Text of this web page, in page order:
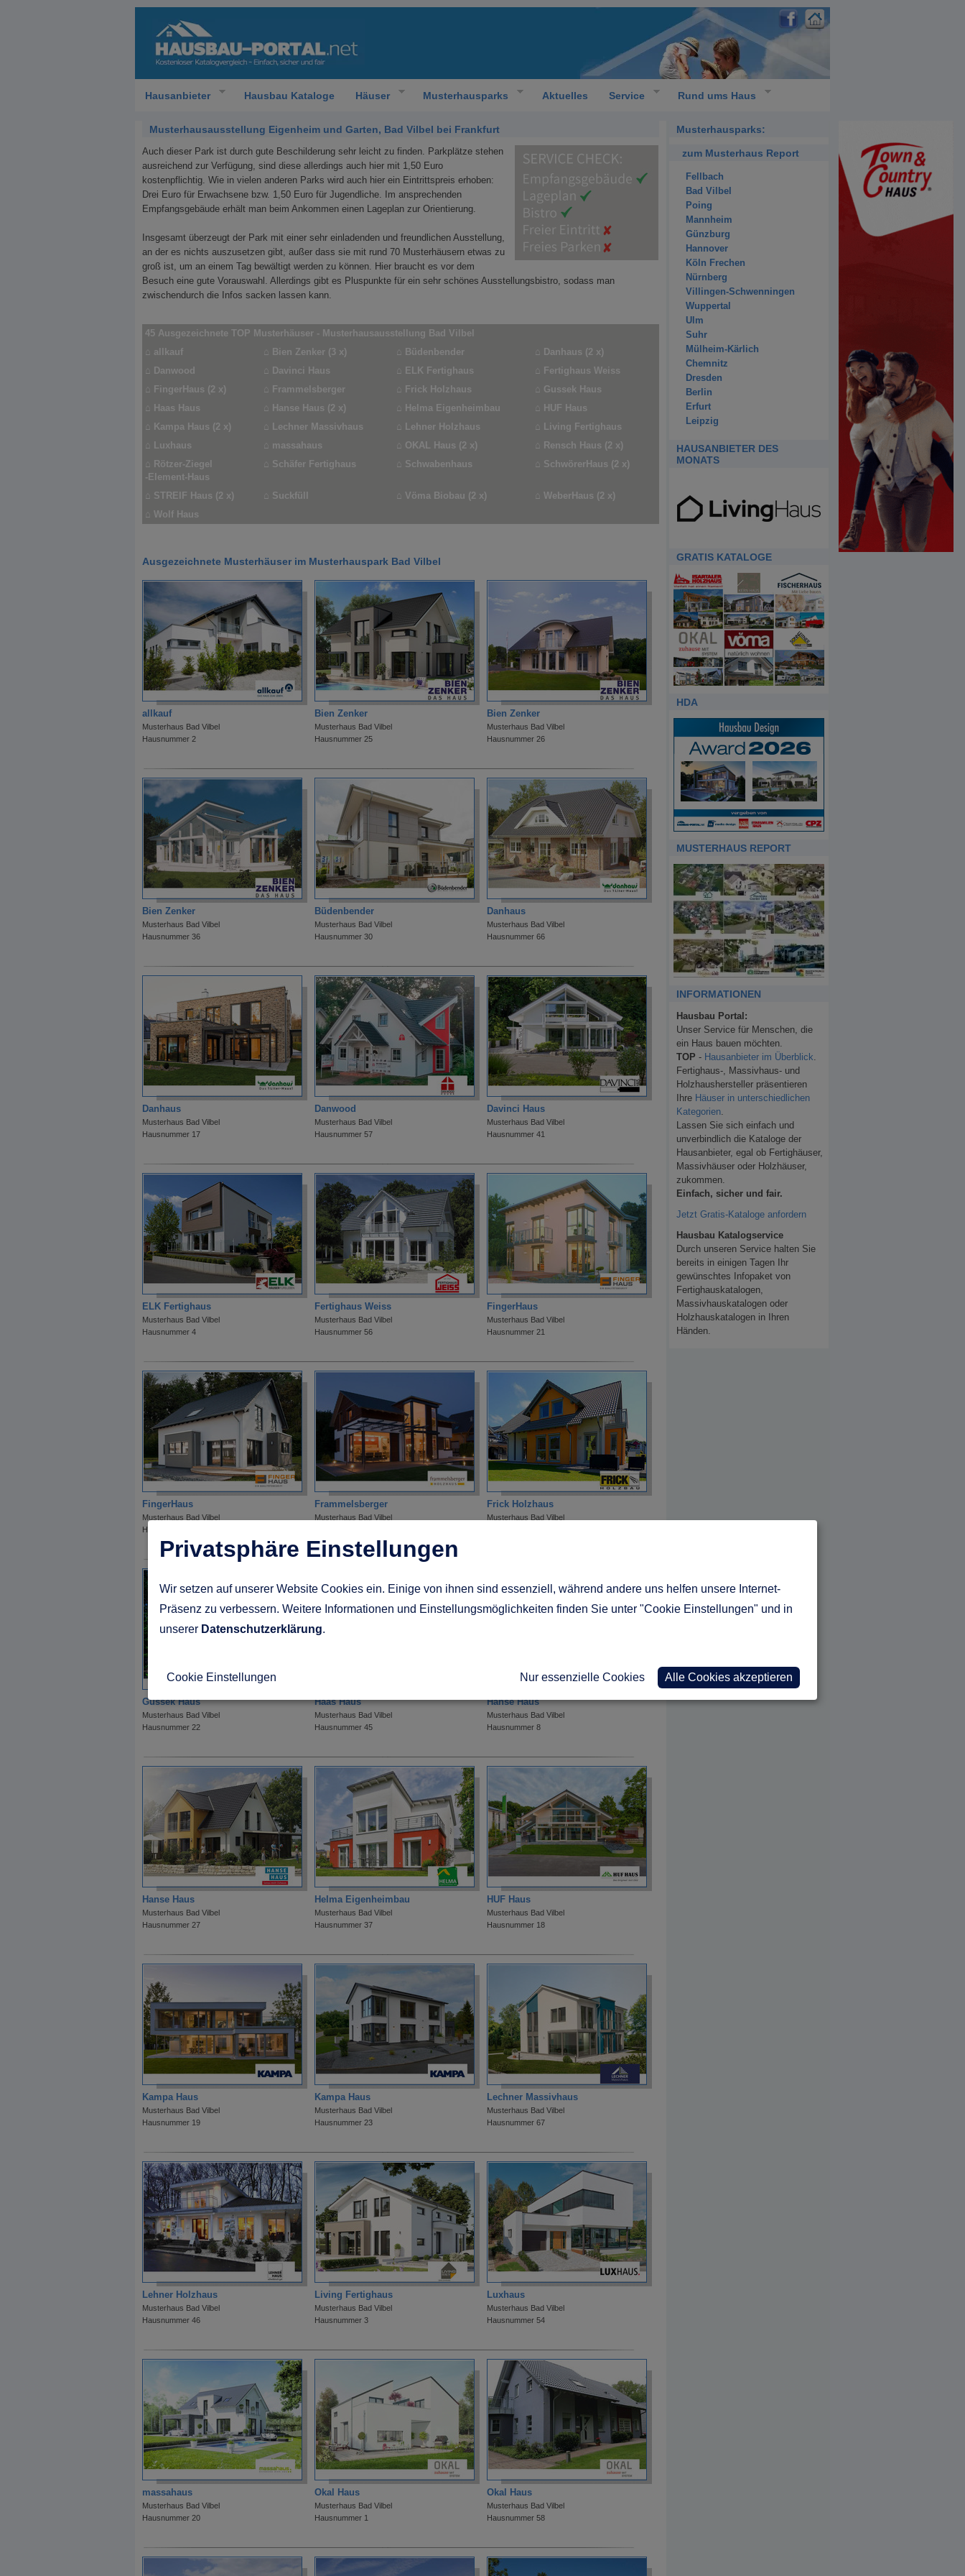
Hausanbieter Hausbau Kataloge Häuser Musterhausparks Aktuelles Service Rund ums Haus
Musterhausausstellung Eigenheim und Garten, Bad Vilbel bei Frankfurt
Auch dieser Park ist durch gute Beschilderung sehr leicht zu finden. Parkplätze stehen
ausreichend zur Verfügung, sind diese allerdings auch hier mit 1,50 Euro
kostenpflichtig. Wie in vielen anderen Parks wird auch hier ein Eintrittspreis erhoben:
Drei Euro für Erwachsene bzw. 1,50 Euro für Jugendliche. Im ansprechenden
Empfangsgebäude erhält man beim Ankommen einen Lageplan zur Orientierung.
Insgesamt überzeugt der Park mit einer sehr einladenden und freundlichen Ausstellung,
an der es nichts auszusetzen gibt, außer dass sie mit rund 70 Musterhäusern etwas zu
groß ist, um an einem Tag bewältigt werden zu können. Hier braucht es vor dem
Besuch eine gute Vorauswahl. Allerdings gibt es Pluspunkte für ein sehr schönes Ausstellungsbistro, sodass man
zwischendurch die Infos sacken lassen kann.
45 Ausgezeichnete TOP Musterhäuser - Musterhausausstellung Bad Vilbel
⌂ allkauf ⌂ Bien Zenker (3 x) ⌂ Büdenbender ⌂ Danhaus (2 x)
⌂ Danwood ⌂ Davinci Haus ⌂ ELK Fertighaus ⌂ Fertighaus Weiss
⌂ FingerHaus (2 x) ⌂ Frammelsberger ⌂ Frick Holzhaus ⌂ Gussek Haus
⌂ Haas Haus ⌂ Hanse Haus (2 x) ⌂ Helma Eigenheimbau ⌂ HUF Haus
⌂ Kampa Haus (2 x) ⌂ Lechner Massivhaus ⌂ Lehner Holzhaus ⌂ Living Fertighaus
⌂ Luxhaus ⌂ massahaus ⌂ OKAL Haus (2 x) ⌂ Rensch Haus (2 x)
⌂ Rötzer-Ziegel
-Element-Haus
⌂ Schäfer Fertighaus ⌂ Schwabenhaus ⌂ SchwörerHaus (2 x)
⌂ STREIF Haus (2 x) ⌂ Suckfüll ⌂ Vöma Biobau (2 x) ⌂ WeberHaus (2 x)
⌂ Wolf Haus
Ausgezeichnete Musterhäuser im Musterhauspark Bad Vilbel
allkauf
Musterhaus Bad Vilbel
Hausnummer 2
Bien Zenker
Musterhaus Bad Vilbel
Hausnummer 25
Bien Zenker
Musterhaus Bad Vilbel
Hausnummer 26
Bien Zenker
Musterhaus Bad Vilbel
Hausnummer 36
Büdenbender
Musterhaus Bad Vilbel
Hausnummer 30
Danhaus
Musterhaus Bad Vilbel
Hausnummer 66
Danhaus
Musterhaus Bad Vilbel
Hausnummer 17
Danwood
Musterhaus Bad Vilbel
Hausnummer 57
Davinci Haus
Musterhaus Bad Vilbel
Hausnummer 41
ELK Fertighaus
Musterhaus Bad Vilbel
Hausnummer 4
Fertighaus Weiss
Musterhaus Bad Vilbel
Hausnummer 56
FingerHaus
Musterhaus Bad Vilbel
Hausnummer 21
FingerHaus
Musterhaus Bad Vilbel
Hausnummer 44
Frammelsberger
Musterhaus Bad Vilbel
Frick Holzhaus
Musterhaus Bad Vilbel
Gussek Haus
Musterhaus Bad Vilbel
Hausnummer 22
Haas Haus
Musterhaus Bad Vilbel
Hausnummer 45
Hanse Haus
Musterhaus Bad Vilbel
Hausnummer 8
Hanse Haus
Musterhaus Bad Vilbel
Hausnummer 27
Helma Eigenheimbau
Musterhaus Bad Vilbel
Hausnummer 37
HUF Haus
Musterhaus Bad Vilbel
Hausnummer 18
Kampa Haus
Musterhaus Bad Vilbel
Hausnummer 19
Kampa Haus
Musterhaus Bad Vilbel
Hausnummer 23
Lechner Massivhaus
Musterhaus Bad Vilbel
Hausnummer 67
Lehner Holzhaus
Musterhaus Bad Vilbel
Hausnummer 46
Living Fertighaus
Musterhaus Bad Vilbel
Hausnummer 3
Luxhaus
Musterhaus Bad Vilbel
Hausnummer 54
massahaus
Musterhaus Bad Vilbel
Hausnummer 20
Okal Haus
Musterhaus Bad Vilbel
Hausnummer 1
Okal Haus
Musterhaus Bad Vilbel
Hausnummer 58
Musterhausparks:
zum Musterhaus Report
Fellbach
Bad Vilbel
Poing
Mannheim
Günzburg
Hannover
Köln Frechen
Nürnberg
Villingen-Schwenningen
Wuppertal
Ulm
Suhr
Mülheim-Kärlich
Chemnitz
Dresden
Berlin
Erfurt
Leipzig
HAUSANBIETER DES
MONATS
GRATIS KATALOGE
HDA
MUSTERHAUS REPORT
INFORMATIONEN
Hausbau Portal:
Unser Service für Menschen, die
ein Haus bauen möchten.
TOP - Hausanbieter im Überblick
Fertighaus-, Massivhaus- und
Holzhaushersteller präsentieren
Ihre Häuser in unterschiedlichen
Kategorien
Lassen Sie sich einfach und
unverbindlich die Kataloge der
Hausanbieter, egal ob Fertighäuser,
Massivhäuser oder Holzhäuser,
zukommen.
Einfach, sicher und fair.
Jetzt Gratis-Kataloge anfordern
Hausbau Katalogservice
Durch unseren Service halten Sie
bereits in einigen Tagen Ihr
gewünschtes Infopaket von
Fertighauskatalogen,
Massivhauskatalogen oder
Holzhauskatalogen in Ihren
Händen.
Privatsphäre Einstellungen
Wir setzen auf unserer Website Cookies ein. Einige von ihnen sind essenziell, während andere uns helfen unsere Internet-
Präsenz zu verbessern. Weitere Informationen und Einstellungsmöglichkeiten finden Sie unter "Cookie Einstellungen" und in
unserer Datenschutzerklärung.
Cookie Einstellungen Nur essenzielle Cookies Alle Cookies akzeptieren